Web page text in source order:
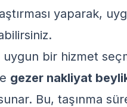
yaparak,
uygun bir hizmet
gezer nakliyat
Bu, taşınma